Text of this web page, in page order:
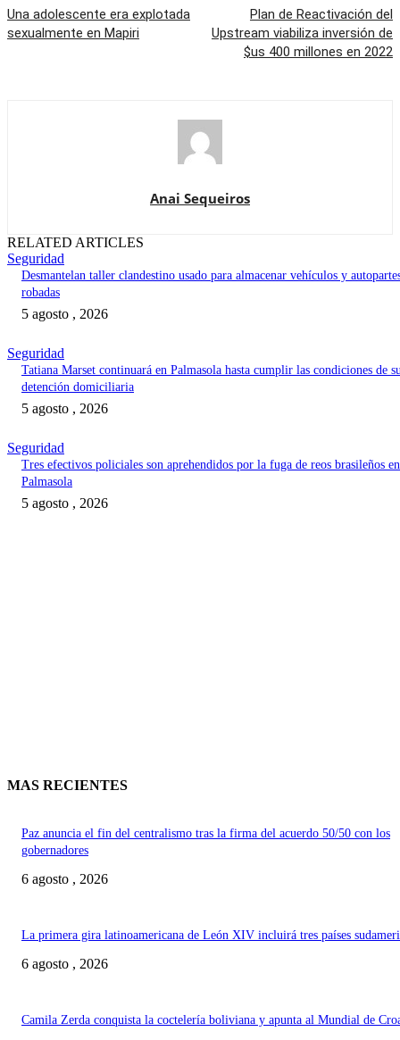
Una adolescente era explotada
sexualmente en Mapiri
Plan de Reactivación del
Upstream viabiliza inversión de
$us 400 millones en 2022
Anai Sequeiros
RELATED ARTICLES
Seguridad
Desmantelan taller clandestino usado para almacenar vehículos y
robadas
5 agosto , 2026
Seguridad
Tatiana Marset continuará en Palmasola hasta cumplir las condiciones de
detención domiciliaria
5 agosto , 2026
Seguridad
Tres efectivos policiales son aprehendidos por la fuga de reos brasileños en
Palmasola
5 agosto , 2026
MAS RECIENTES
Paz anuncia el fin del centralismo tras la firma del acuerdo 50/50 con los
gobernadores
6 agosto , 2026
La primera gira latinoamericana de León XIV incluirá tres países
6 agosto , 2026
Camila Zerda conquista la coctelería boliviana y apunta al Mundial de